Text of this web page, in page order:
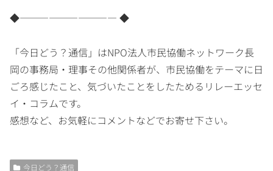
◆―――――――――― ◆
「今日どう？通信」はNPO法人市民協働ネットワーク長
岡の事務局・理事その他関係者が、市民協働をテーマに日
ごろ感じたこと、気づいたことをしたためるリレーエッセ
イ・コラムです。
感想など、お気軽にコメントなどでお寄せ下さい。
今日どう？通信